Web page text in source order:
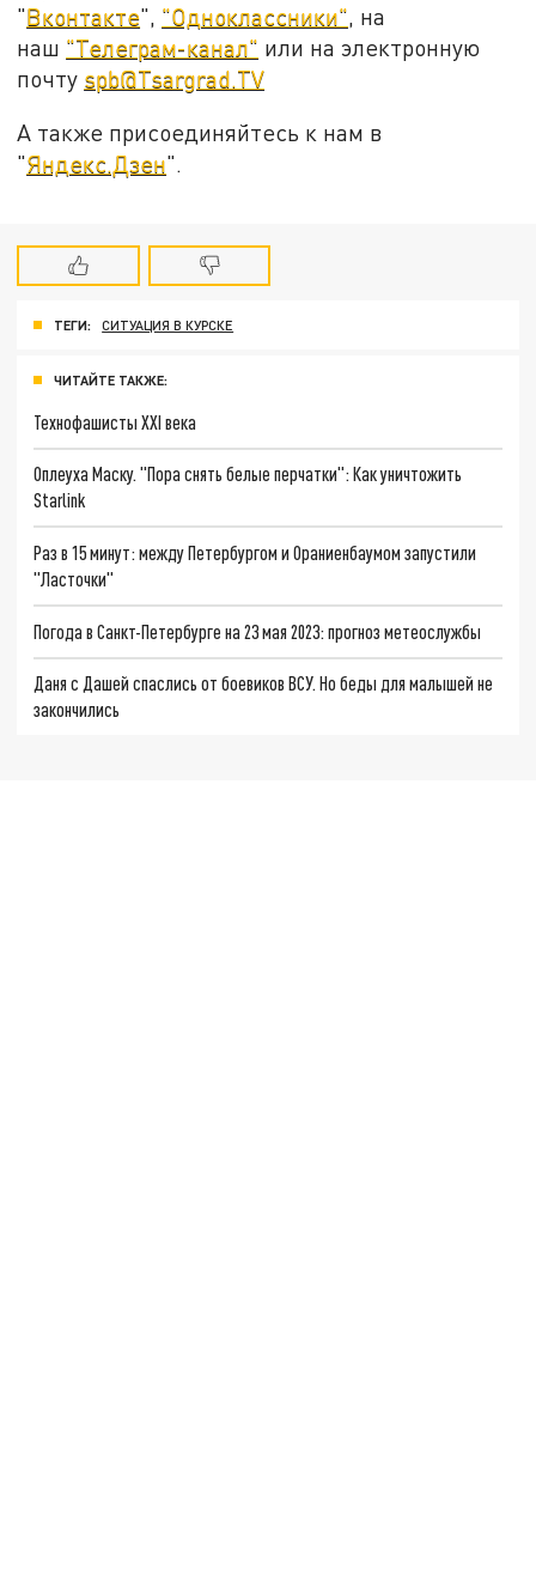
"Вконтакте", "Одноклассники", на
наш "Телеграм-канал" или на электронную
почту spb@Tsargrad.TV
А также присоединяйтесь к нам в
"Яндекс.Дзен".
ТЕГИ: СИТУАЦИЯ В КУРСКЕ
ЧИТАЙТЕ ТАКЖЕ:
Технофашисты XXI века
Оплеуха Маску. "Пора снять белые перчатки": Как уничтожить
Starlink
Раз в 15 минут: между Петербургом и Ораниенбаумом запустили
"Ласточки"
Погода в Санкт-Петербурге на 23 мая 2023: прогноз метеослужбы
Даня с Дашей спаслись от боевиков ВСУ. Но беды для малышей не
закончились